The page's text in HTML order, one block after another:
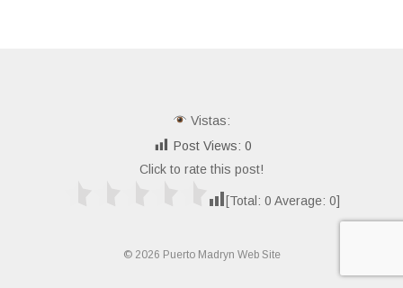
Vistas:
Post Views: 0
Click to rate this post!
[Total: 0 Average: 0]
© 2026 Puerto Madryn Web Site